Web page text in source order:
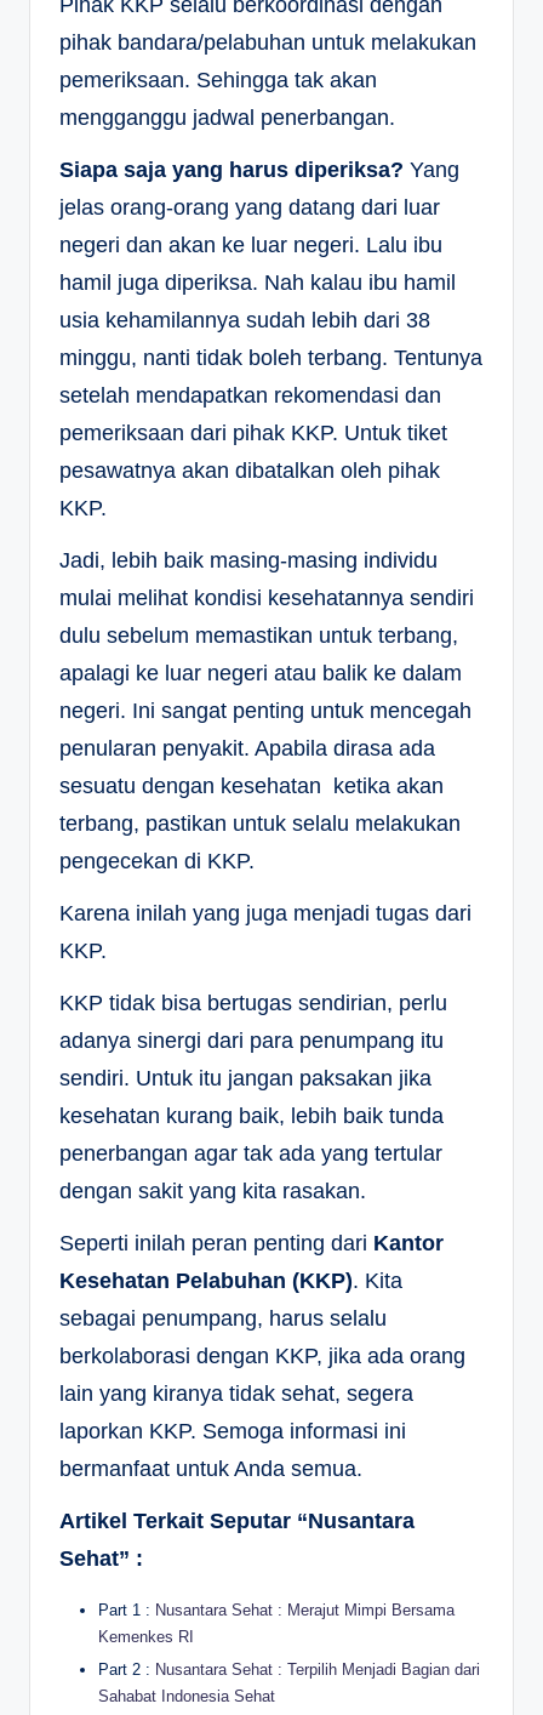
Pihak KKP selalu berkoordinasi dengan
pihak bandara/pelabuhan untuk melakukan
pemeriksaan. Sehingga tak akan
mengganggu jadwal penerbangan.
Siapa saja yang harus diperiksa? Yang
jelas orang-orang yang datang dari luar
negeri dan akan ke luar negeri. Lalu ibu
hamil juga diperiksa. Nah kalau ibu hamil
usia kehamilannya sudah lebih dari 38
minggu, nanti tidak boleh terbang. Tentunya
setelah mendapatkan rekomendasi dan
pemeriksaan dari pihak KKP. Untuk tiket
pesawatnya akan dibatalkan oleh pihak
KKP.
Jadi, lebih baik masing-masing individu
mulai melihat kondisi kesehatannya sendiri
dulu sebelum memastikan untuk terbang,
apalagi ke luar negeri atau balik ke dalam
negeri. Ini sangat penting untuk mencegah
penularan penyakit. Apabila dirasa ada
sesuatu dengan kesehatan ketika akan
terbang, pastikan untuk selalu melakukan
pengecekan di KKP.
Karena inilah yang juga menjadi tugas dari
KKP.
KKP tidak bisa bertugas sendirian, perlu
adanya sinergi dari para penumpang itu
sendiri. Untuk itu jangan paksakan jika
kesehatan kurang baik, lebih baik tunda
penerbangan agar tak ada yang tertular
dengan sakit yang kita rasakan.
Seperti inilah peran penting dari Kantor
Kesehatan Pelabuhan (KKP). Kita
sebagai penumpang, harus selalu
berkolaborasi dengan KKP, jika ada orang
lain yang kiranya tidak sehat, segera
laporkan KKP. Semoga informasi ini
bermanfaat untuk Anda semua.
Artikel Terkait Seputar “Nusantara
Sehat” :
Part 1 : Nusantara Sehat : Merajut Mimpi Bersama
Kemenkes RI
Part 2 : Nusantara Sehat : Terpilih Menjadi Bagian dari
Sahabat Indonesia Sehat